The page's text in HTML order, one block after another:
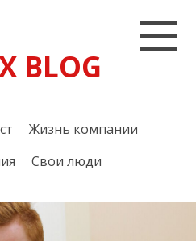
BLOG
Жизнь компании
Свои люди